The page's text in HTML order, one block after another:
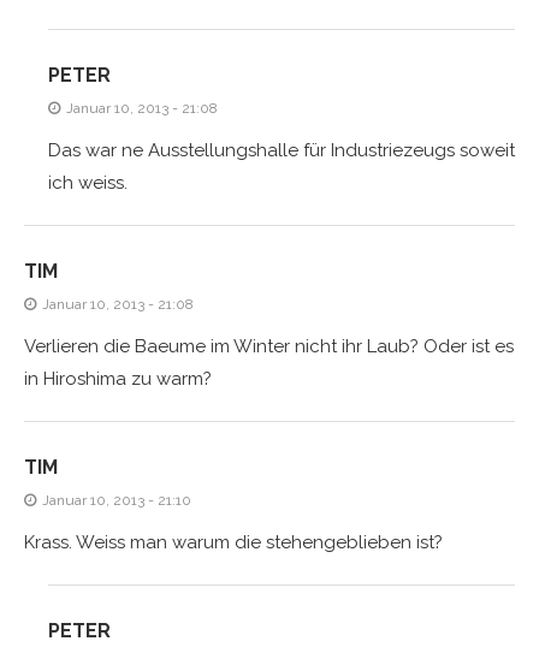
PETER
Januar 10, 2013 - 21:08
Das war ne Ausstellungshalle für Industriezeugs soweit
ich weiss.
TIM
Januar 10, 2013 - 21:08
Verlieren die Baeume im Winter nicht ihr Laub? Oder ist es
in Hiroshima zu warm?
TIM
Januar 10, 2013 - 21:10
Krass. Weiss man warum die stehengeblieben ist?
PETER